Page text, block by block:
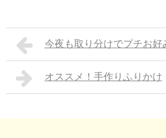
今夜も取り分けでプチお好
オススメ！手作りふりかけ